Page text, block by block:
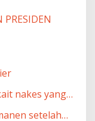
nakes yang…
setelah…